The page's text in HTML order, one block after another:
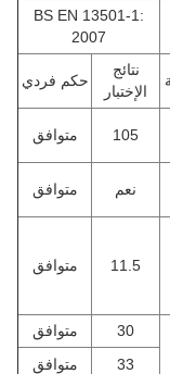
BS EN 13501-1:
2007
نتائج
الإختبار
حكم فردي
105 متوافق
نعم متوافق
11.5 متوافق
30
متوافق
33
متوافق